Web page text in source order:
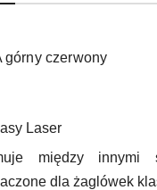
górny czerwony
Laser
między innymi
dla żaglówek